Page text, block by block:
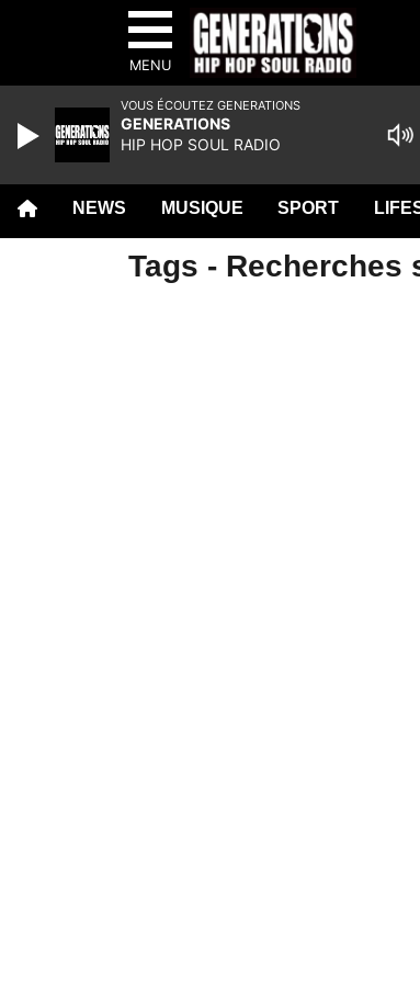
MENU
NEWS MUSIQUE SPORT
Tags - Recherches
VOUS ÉCOUTEZ GENERATIONS
GENERATIONS
HIP HOP SOUL RADIO